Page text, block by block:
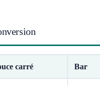
carré Bar